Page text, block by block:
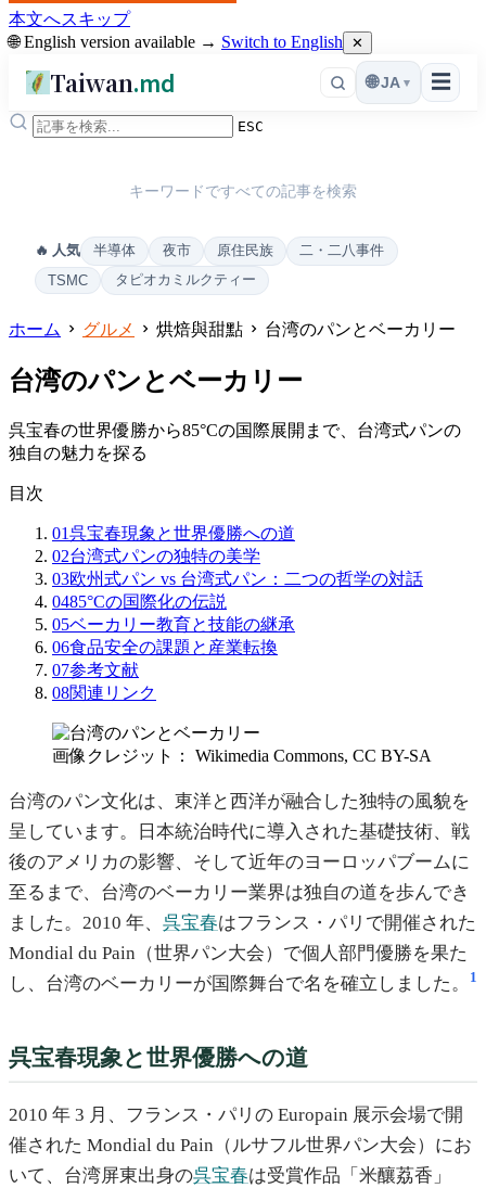
本文へスキップ
🌐 English version available → Switch to English ✕
Taiwan.md ☰
🌐 JA ▾
ESC
キーワードですべての記事を検索
🔥 人気 半導体 夜市 原住民族
二・二八事件
TSMC
タピオカミルクティー
ホーム グルメ 烘焙與甜點 台湾のパンとベーカリー
台湾のパンとベーカリー
呉宝春の世界優勝から85°Cの国際展開まで、台湾式パンの
独自の魅力を探る
目次
01呉宝春現象と世界優勝への道
02台湾式パンの独特の美学
03欧州式パン vs 台湾式パン：二つの哲学の対話
0485°Cの国際化の伝説
05ベーカリー教育と技能の継承
06食品安全の課題と産業転換
07参考文献
08関連リンク
画像クレジット： Wikimedia Commons, CC BY-SA
台湾のパン文化は、東洋と西洋が融合した独特の風貌を
呈しています。日本統治時代に導入された基礎技術、戦
後のアメリカの影響、そして近年のヨーロッパブームに
至るまで、台湾のベーカリー業界は独自の道を歩んでき
ました。2010 年、 呉宝春はフランス・パリで開催された
Mondial du Pain（世界パン大会）で個人部門優勝を果た
し、台湾のベーカリーが国際舞台で名を確立しました。
1
呉宝春現象と世界優勝への道
2010 年 3 月、フランス・パリの Europain 展示会場で開
催された Mondial du Pain（ルサフル世界パン大会）にお
いて、台湾屏東出身の呉宝春は受賞作品「米釀荔香」